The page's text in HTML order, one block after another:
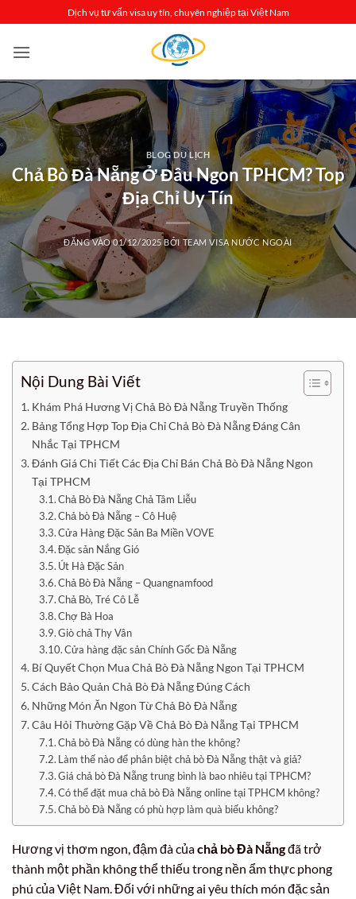
qua
nội
Dịch vụ tư vấn visa uy tín, chuyên nghiệp tại Việt Nam
BLOG DU LỊCH
Chả Bò Đà Nẵng Ở Đâu Ngon TPHCM? Top
Địa Chỉ Uy Tín
ĐĂNG VÀO01/12/2025 BỞI TEAM VISA NƯỚC NGOÀI
Nội Dung Bài Viết
Khám Phá Hương Vị Chả Bò Đà Nẵng Truyền Thống
Bảng Tổng Hợp Top Địa Chỉ Chả Bò Đà Nẵng Đáng Cân
Nhắc Tại TPHCM
Đánh Giá Chi Tiết Các Địa Chỉ Bán Chả Bò Đà Nẵng Ngon
Tại TPHCM
Chả Bò Đà Nẵng Chả Tâm Liễu
Chả bò Đà Nẵng – Cô Huệ
Cửa Hàng Đặc Sản Ba Miền VOVE
Đặc sản Nắng Gió
Út Hà Đặc Sản
Chả Bò Đà Nẵng – Quangnamfood
Chả Bò, Tré Cô Lễ
Chợ Bà Hoa
Giò chả Thy Vân
Cửa hàng đặc sản Chính Gốc Đà Nẵng
Bí Quyết Chọn Mua Chả Bò Đà Nẵng Ngon Tại TPHCM
Cách Bảo Quản Chả Bò Đà Nẵng Đúng Cách
Những Món Ăn Ngon Từ Chả Bò Đà Nẵng
Câu Hỏi Thường Gặp Về Chả Bò Đà Nẵng Tại TPHCM
Chả bò Đà Nẵng có dùng hàn the không?
Làm thế nào để phân biệt chả bò Đà Nẵng thật và giả?
Giá chả bò Đà Nẵng trung bình là bao nhiêu tại TPHCM?
Có thể đặt mua chả bò Đà Nẵng online tại TPHCM không?
Chả bò Đà Nẵng có phù hợp làm quà biếu không?
Hương vị thơm ngon, đậm đà củachả bò Đà Nẵngđã trở
thành một phần không thể thiếu trong nền ẩm thực phong
phú của Việt Nam. Đối với những ai yêu thích món đặc sản